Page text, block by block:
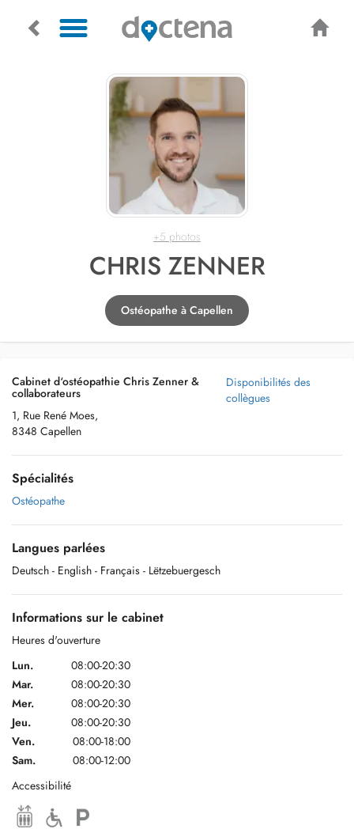
+5 photos
CHRIS ZENNER
Ostéopathe à Capellen
Cabinet d‘ostéopathie Chris Zenner &
collaborateurs
1, Rue René Moes,
8348 Capellen
Disponibilités des
collègues
Spécialités
Ostéopathe
Langues parlées
Deutsch - English - Français - Lëtzebuergesch
Informations sur le cabinet
Heures d'ouverture
Lun.
08:00-20:30
Mar.
08:00-20:30
Mer.
08:00-20:30
Jeu.
08:00-20:30
Ven.
08:00-18:00
Sam.
08:00-12:00
Accessibilité